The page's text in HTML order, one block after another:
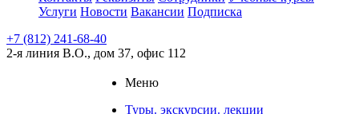
Услуги Новости Вакансии Подписка
+7 (812) 241-68-40
2-я линия В.О., дом 37, офис 112
Меню
Туры. экскурсии. лекции